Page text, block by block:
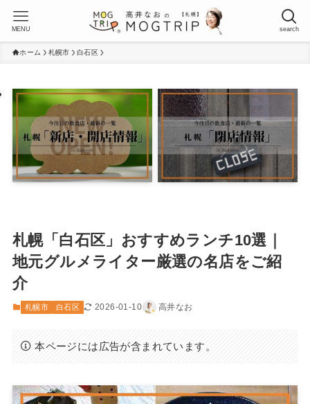
search
MENU
ホーム 札幌市 白石区
札幌「白石区」おすすめランチ10選｜
地元グルメライター厳選の名店をご紹
介
札幌市 白石区 2026-01-10 高井なお
本ページには広告が含まれています。